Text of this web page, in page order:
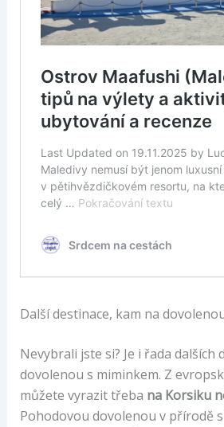
Další destinace, kam na
Nevybrali jste si? Je i řada dalších
dovolenou s miminkem. Z
můžete vyrazit třeba na Korsiku
Pohodovou dovolenou v přírodě